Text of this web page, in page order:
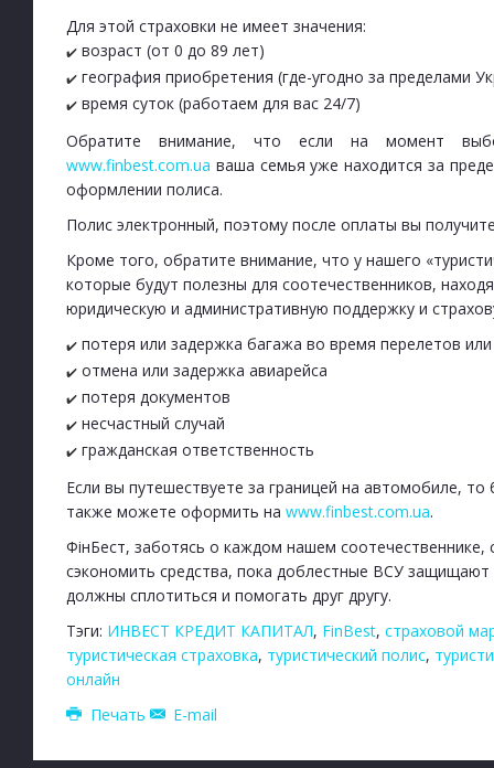
Для этой страховки не имеет значения:
✔️ возраст (от 0 до 89 лет)
✔️ география приобретения (где-угодно за пределами
✔️ время суток (работаем для вас 24/7)
Обратите внимание, что если на момент
www.finbest.com.ua ваша семья уже находится за
оформлении полиса.
Полис электронный, поэтому после оплаты вы
Кроме того, обратите внимание, что у нашего
которые будут полезны для соотечественников,
юридическую и административную поддержку и
✔️ потеря или задержка багажа во время перелетов
✔️ отмена или задержка авиарейса
✔️ потеря документов
✔️ несчастный случай
✔️ гражданская ответственность
Если вы путешествуете за границей на автомобиле,
также можете оформить на www.finbest.com.ua.
ФінБест, заботясь о каждом нашем
сэкономить средства, пока доблестные ВСУ
должны сплотиться и помогать друг другу.
Тэги: ИНВЕСТ КРЕДИТ КАПИТАЛ, FinBest, страховой
туристическая страховка, туристический полис,
онлайн
Печать
E-mail